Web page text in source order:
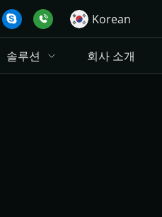
Korean
솔루션 회사 소개